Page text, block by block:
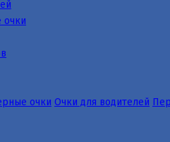
очки Очки для водителей